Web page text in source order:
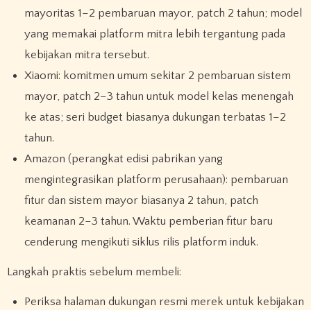
mayoritas 1–2 pembaruan mayor, patch 2 tahun; model
yang memakai platform mitra lebih tergantung pada
kebijakan mitra tersebut.
Xiaomi: komitmen umum sekitar 2 pembaruan sistem
mayor, patch 2–3 tahun untuk model kelas menengah
ke atas; seri budget biasanya dukungan terbatas 1–2
tahun.
Amazon (perangkat edisi pabrikan yang
mengintegrasikan platform perusahaan): pembaruan
fitur dan sistem mayor biasanya 2 tahun, patch
keamanan 2–3 tahun. Waktu pemberian fitur baru
cenderung mengikuti siklus rilis platform induk.
Langkah praktis sebelum membeli:
Periksa halaman dukungan resmi merek untuk kebijakan